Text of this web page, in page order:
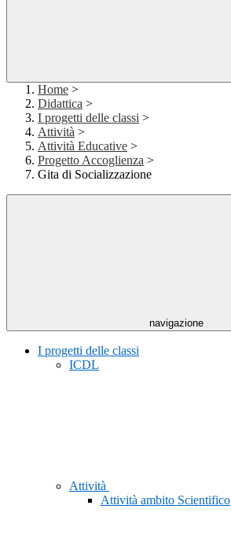
Home >
Didattica >
I progetti delle classi >
Attività >
Attività Educative >
Progetto Accoglienza >
Gita di Socializzazione
navigazione
I progetti delle classi
ICDL
Attività
Attività ambito Scientifico